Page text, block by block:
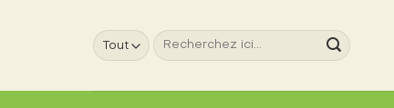
Recherche
pour :